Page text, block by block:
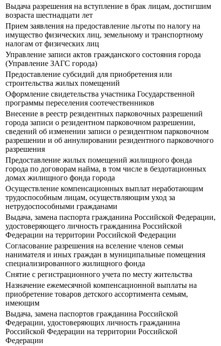
Выдача разрешения на вступление в брак лицам, достигшим
возраста шестнадцати лет
Прием заявления на предоставление льготы по налогу на
имущество физических лиц, земельному и транспортному
налогам от физических лиц
Управление записи актов гражданского состояния города
(Управление ЗАГС города)
Предоставление субсидий для приобретения или
строительства жилых помещений
Оформление свидетельства участника Государственной
программы переселения соотечественников
Внесение в реестр резидентных парковочных разрешений
города записи о резидентном парковочном разрешении,
сведений об изменении записи о резидентном парковочном
разрешении и об аннулировании резидентного парковочного
разрешения
Предоставление жилых помещений жилищного фонда
города по договорам найма, в том числе в бездотационных
домах жилищного фонда города
Осуществление компенсационных выплат неработающим
трудоспособным лицам, осуществляющим уход за
нетрудоспособными гражданами
Выдача, замена паспорта гражданина Российской Федерации,
удостоверяющего личность гражданина Российской
Федерации на территории Российской Федерации
Согласование разрешения на вселение членов семьи
нанимателя и иных граждан в муниципальные помещения
специализированного жилищного фонда
Снятие с регистрационного учета по месту жительства
Назначение ежемесячной компенсационной выплаты на
приобретение товаров детского ассортимента семьям,
имеющим
Выдача, замена паспортов гражданина Российской
Федерации, удостоверяющих личность гражданина
Российской Федерации на территории Российской
Федерации